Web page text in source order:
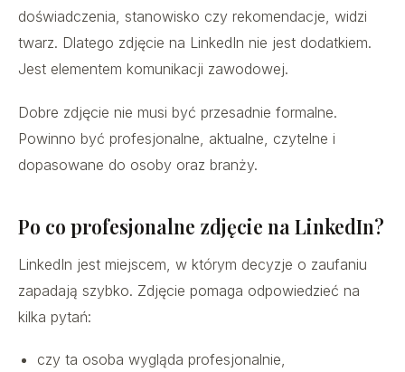
doświadczenia, stanowisko czy rekomendacje, widzi
twarz. Dlatego zdjęcie na LinkedIn nie jest dodatkiem.
Jest elementem komunikacji zawodowej.
Dobre zdjęcie nie musi być przesadnie formalne.
Powinno być profesjonalne, aktualne, czytelne i
dopasowane do osoby oraz branży.
Po co profesjonalne zdjęcie na LinkedIn?
LinkedIn jest miejscem, w którym decyzje o zaufaniu
zapadają szybko. Zdjęcie pomaga odpowiedzieć na
kilka pytań:
czy ta osoba wygląda profesjonalnie,